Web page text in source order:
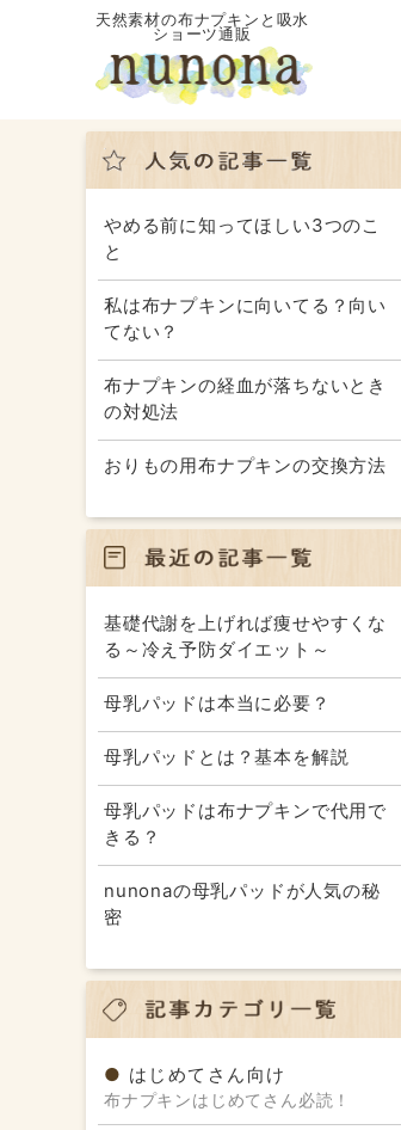
天然素材の布ナプキンと吸水
ショーツ通販
やめる前に知ってほしい3つのこ
と
私は布ナプキンに向いてる？向い
てない？
布ナプキンの経血が落ちないとき
の対処法
おりもの用布ナプキンの交換方法
基礎代謝を上げれば痩せやすくな
る～冷え予防ダイエット～
母乳パッドは本当に必要？
母乳パッドとは？基本を解説
母乳パッドは布ナプキンで代用で
きる？
nunonaの母乳パッドが人気の秘
密
はじめてさん向け
布ナプキンはじめてさん必読！